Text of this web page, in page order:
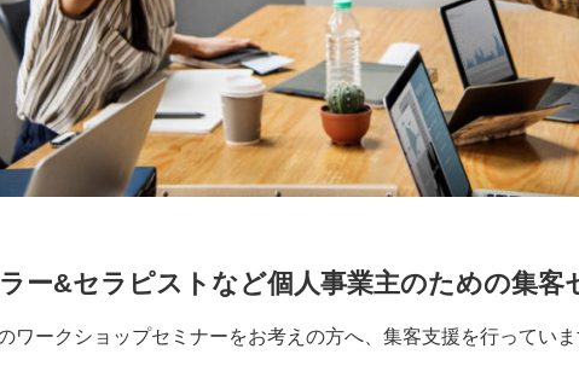
ー&セラピストなど個人事業主のための集客
ワークショップセミナーをお考えの方へ、集客支援を行ってい